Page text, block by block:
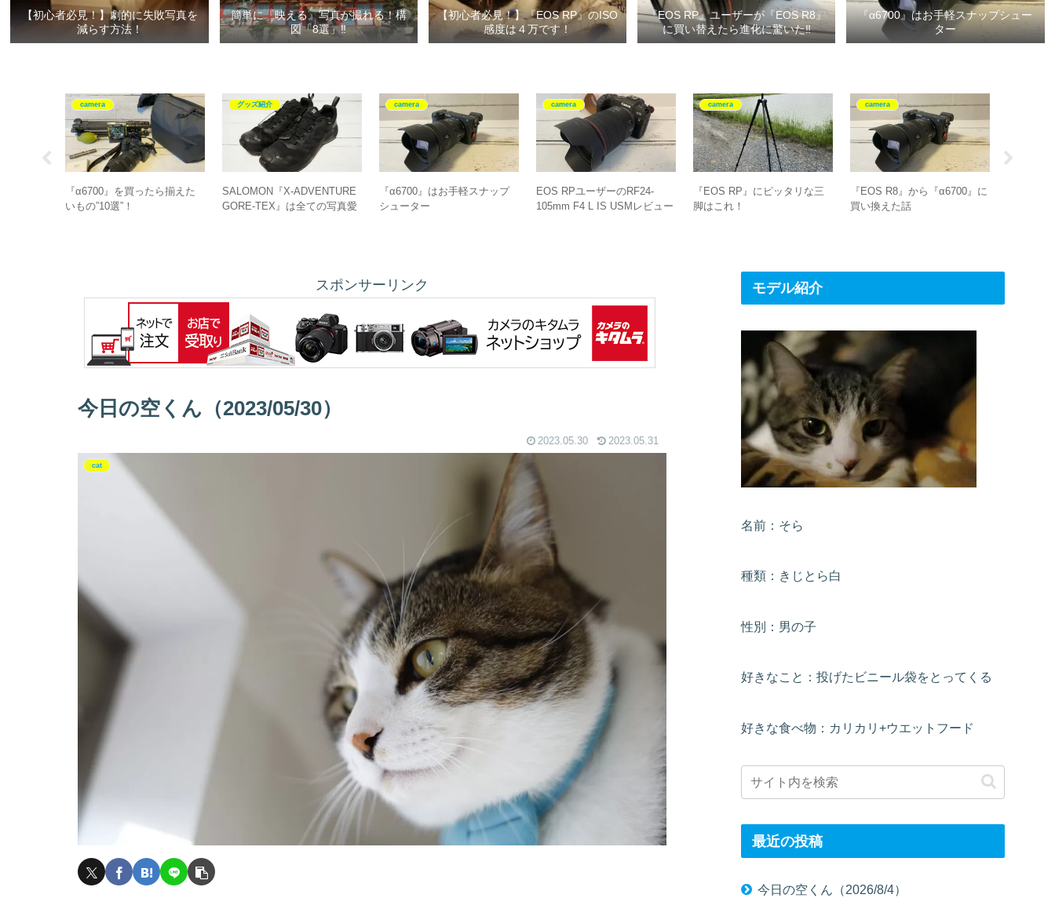
【初心者必見！】劇的に失敗写真を
減らす方法！
簡単に『映える』写真が撮れる！構
図「8選」‼
【初心者必見！】『EOS RP』のISO
感度は４万です！
『EOS RP』ユーザーが『EOS R8』
に買い替えたら進化に驚いた‼
『α6700』はお手軽スナップシュー
ター
camera
『α6700』を買ったら揃えた
いもの”10選”！
グッズ紹介
SALOMON『X-ADVENTURE
GORE-TEX』は全ての写真愛
camera
『α6700』はお手軽スナップ
シューター
camera
EOS RPユーザーのRF24-
105mm F4 L IS USMレビュー
camera
『EOS RP』にピッタリな三
脚はこれ！
camera
『EOS R8』から『α6700』に
買い換えた話
スポンサーリンク
今日の空くん（2023/05/30）
2023.05.30 2023.05.31
cat
モデル紹介
名前：そら
種類：きじとら白
性別：男の子
好きなこと：投げたビニール袋をとってくる
好きな食べ物：カリカリ+ウエットフード
最近の投稿
今日の空くん（2026/8/4）